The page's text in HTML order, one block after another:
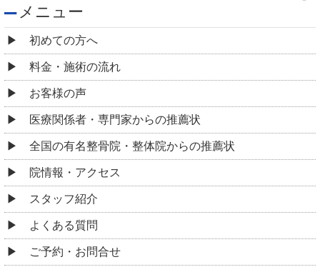
メニュー
初めての方へ
料金・施術の流れ
お客様の声
医療関係者・専門家からの推薦状
全国の有名整骨院・整体院からの推薦状
院情報・アクセス
スタッフ紹介
よくある質問
ご予約・お問合せ